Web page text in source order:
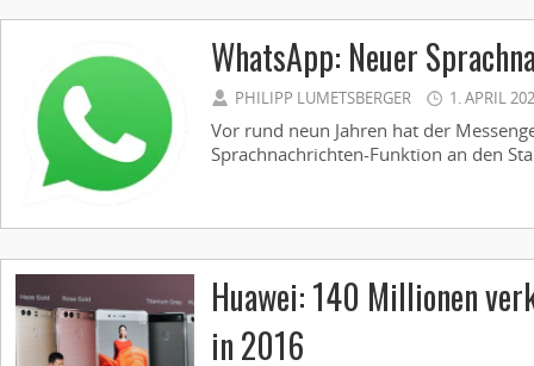
WhatsApp: Neuer
PHILIPP LUMETSBERGER 1. APRIL
Vor rund neun Jahren hat der
Sprachnachrichten-Funktion an den
Huawei: 140 Millionen
in 2016